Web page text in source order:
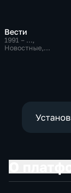
Вести
1991 – …,
Новостные,